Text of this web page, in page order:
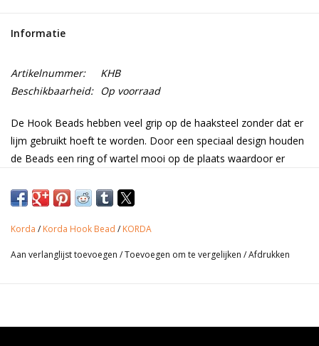
Range
Cadeaubon
BLOG
Informatie
Artikelnummer:
KHB
Beschikbaarheid: Op voorraad
De Hook Beads hebben veel grip op de haaksteel zonder dat er
lijm gebruikt hoeft te worden. Door een speciaal design houden
de Beads een ring of wartel mooi op de plaats waardoor er
bijvoorbeeld een blowback rig of een 360 rig. het precies
een aanbeet of niet.
Korda / Korda Hook Bead / KORDA
Aan verlanglijst toevoegen /Toevoegen om te vergelijken /Afdrukken